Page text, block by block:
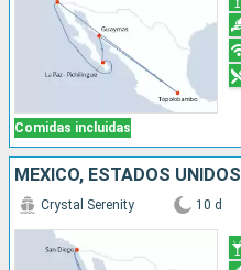
Comidas incluidas
MÉXICO, ESTADOS UNIDOS
Crystal Serenity 10 d